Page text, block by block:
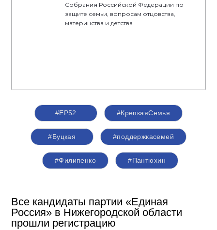
Собрания Российской Федерации по
защите семьи, вопросам отцовства,
материнства и детства
#ЕР52 #КрепкаяСемья
#Буцкая #поддержкасемей
#Филипенко #Пантюхин
Все кандидаты партии «Единая
Россия» в Нижегородской области
прошли регистрацию